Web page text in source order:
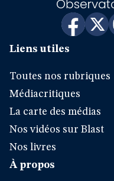
Liens utiles
Toutes nos rubriques
Médiacritiques
La carte des médias
Nos vidéos sur Blast
Nos livres
À propos